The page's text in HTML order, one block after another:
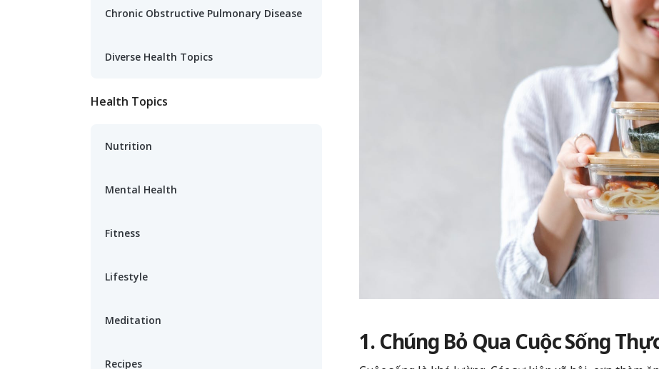
Chronic Obstructive Pulmonary Disease
Diverse Health Topics
Health Topics
Nutrition
Mental Health
Fitness
Lifestyle
Meditation
Recipes
1. Chúng Bỏ Qua Cuộc Sống